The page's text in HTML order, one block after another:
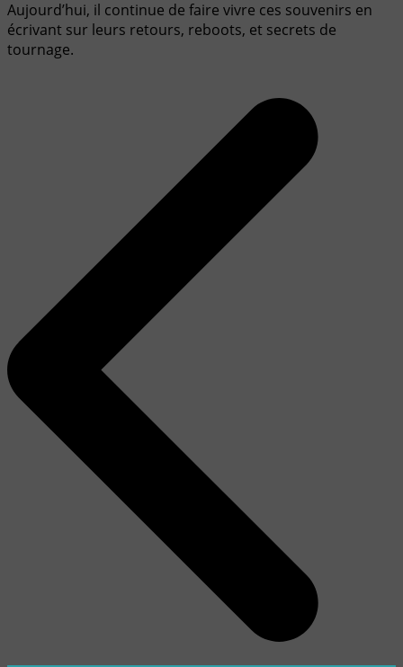
Aujourd’hui, il continue de faire vivre ces souvenirs en
écrivant sur leurs retours, reboots, et secrets de
tournage.